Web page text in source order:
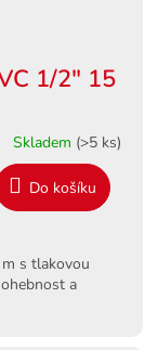
1/2" 15
Skladem (>5 ks)
Do košíku
s tlakovou
a